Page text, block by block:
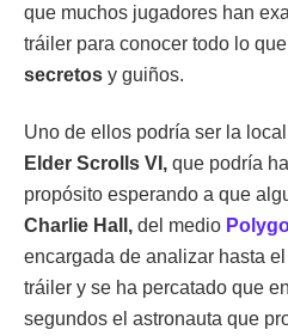
que muchos jugadores han
tráiler para conocer todo lo
secretos y guiños.
Uno de ellos podría ser la
Elder Scrolls VI, que podría
propósito esperando a que
Charlie Hall, del medio
encargada de analizar hasta
tráiler y se ha percatado que
segundos el astronauta que